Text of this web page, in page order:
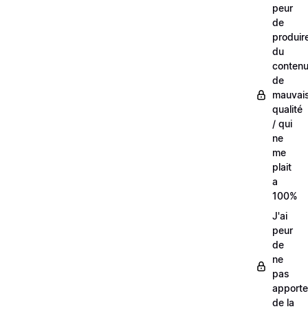
peur
de
du
contenu
de
qualité
/ qui
ne
me
plait
a
100%
J'ai
peur
de
ne
pas
de la